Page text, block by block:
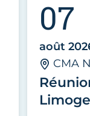
07
août
CMA